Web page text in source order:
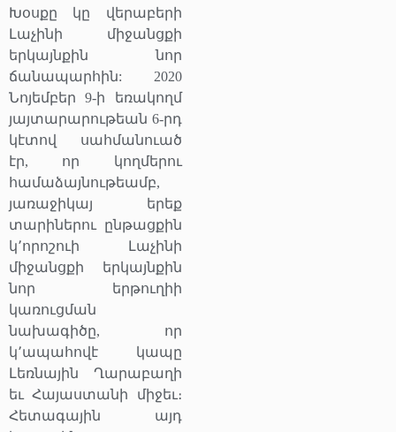
Խօսքը կը վերաբերի
Լաչինի միջանցքի
երկայնքին նոր
ճանապարհին: 2020
Նոյեմբեր 9-ի եռակողմ
յայտարարութեան 6-րդ
կէտով սահմանուած
էր, որ կողմերու
համաձայնութեամբ,
յառաջիկայ երեք
տարիներու ընթացքին
կ՚որոշուի Լաչինի
միջանցքի երկայնքին
նոր երթուղիի
կառուցման
նախագիծը, որ
կ՚ապահովէ կապը
Լեռնային Ղարաբաղի
եւ Հայաստանի միջեւ։
Հետագային այդ